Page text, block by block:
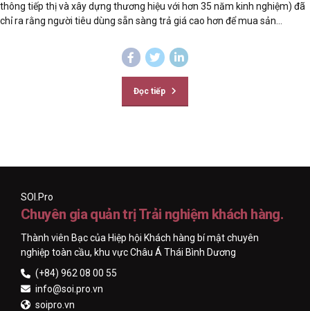
thông tiếp thị và xây dựng thương hiệu với hơn 35 năm kinh nghiệm) đã
chỉ ra rằng người tiêu dùng sẵn sàng trả giá cao hơn để mua sản...
Đọc tiếp
SOI.Pro
Chuyên gia quản trị Trải nghiệm khách hàng.
Thành viên Bạc của Hiệp hội Khách hàng bí mật chuyên
nghiệp toàn cầu, khu vực Châu Á Thái Bình Dương
(+84) 962 08 00 55
info@soi.pro.vn
soipro.vn